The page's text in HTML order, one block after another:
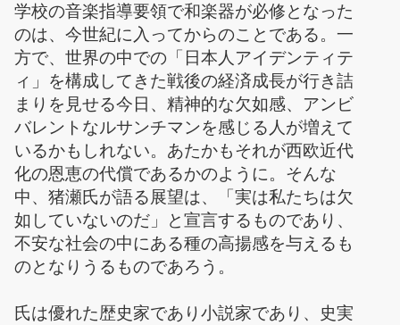
学校の音楽指導要領で和楽器が必修となった
のは、今世紀に入ってからのことである。一
方で、世界の中での「日本人アイデンティテ
ィ」を構成してきた戦後の経済成長が行き詰
まりを見せる今日、精神的な欠如感、アンビ
バレントなルサンチマンを感じる人が増えて
いるかもしれない。あたかもそれが西欧近代
化の恩恵の代償であるかのように。そんな
中、猪瀬氏が語る展望は、「実は私たちは欠
如していないのだ」と宣言するものであり、
不安な社会の中にある種の高揚感を与えるも
のとなりうるものであろう。
氏は優れた歴史家であり小説家であり、史実